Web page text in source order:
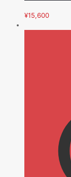
¥15,600